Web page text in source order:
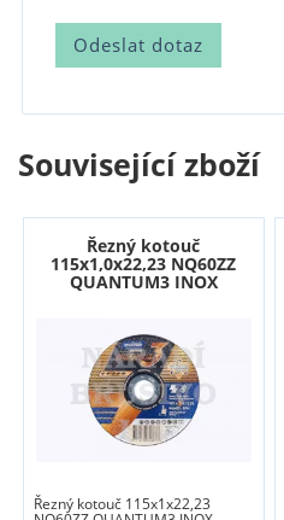
Související zboží
Řezný kotouč
115x1,0x22,23 NQ60ZZ
QUANTUM3 INOX
Řezný kotouč 115x1x22,23